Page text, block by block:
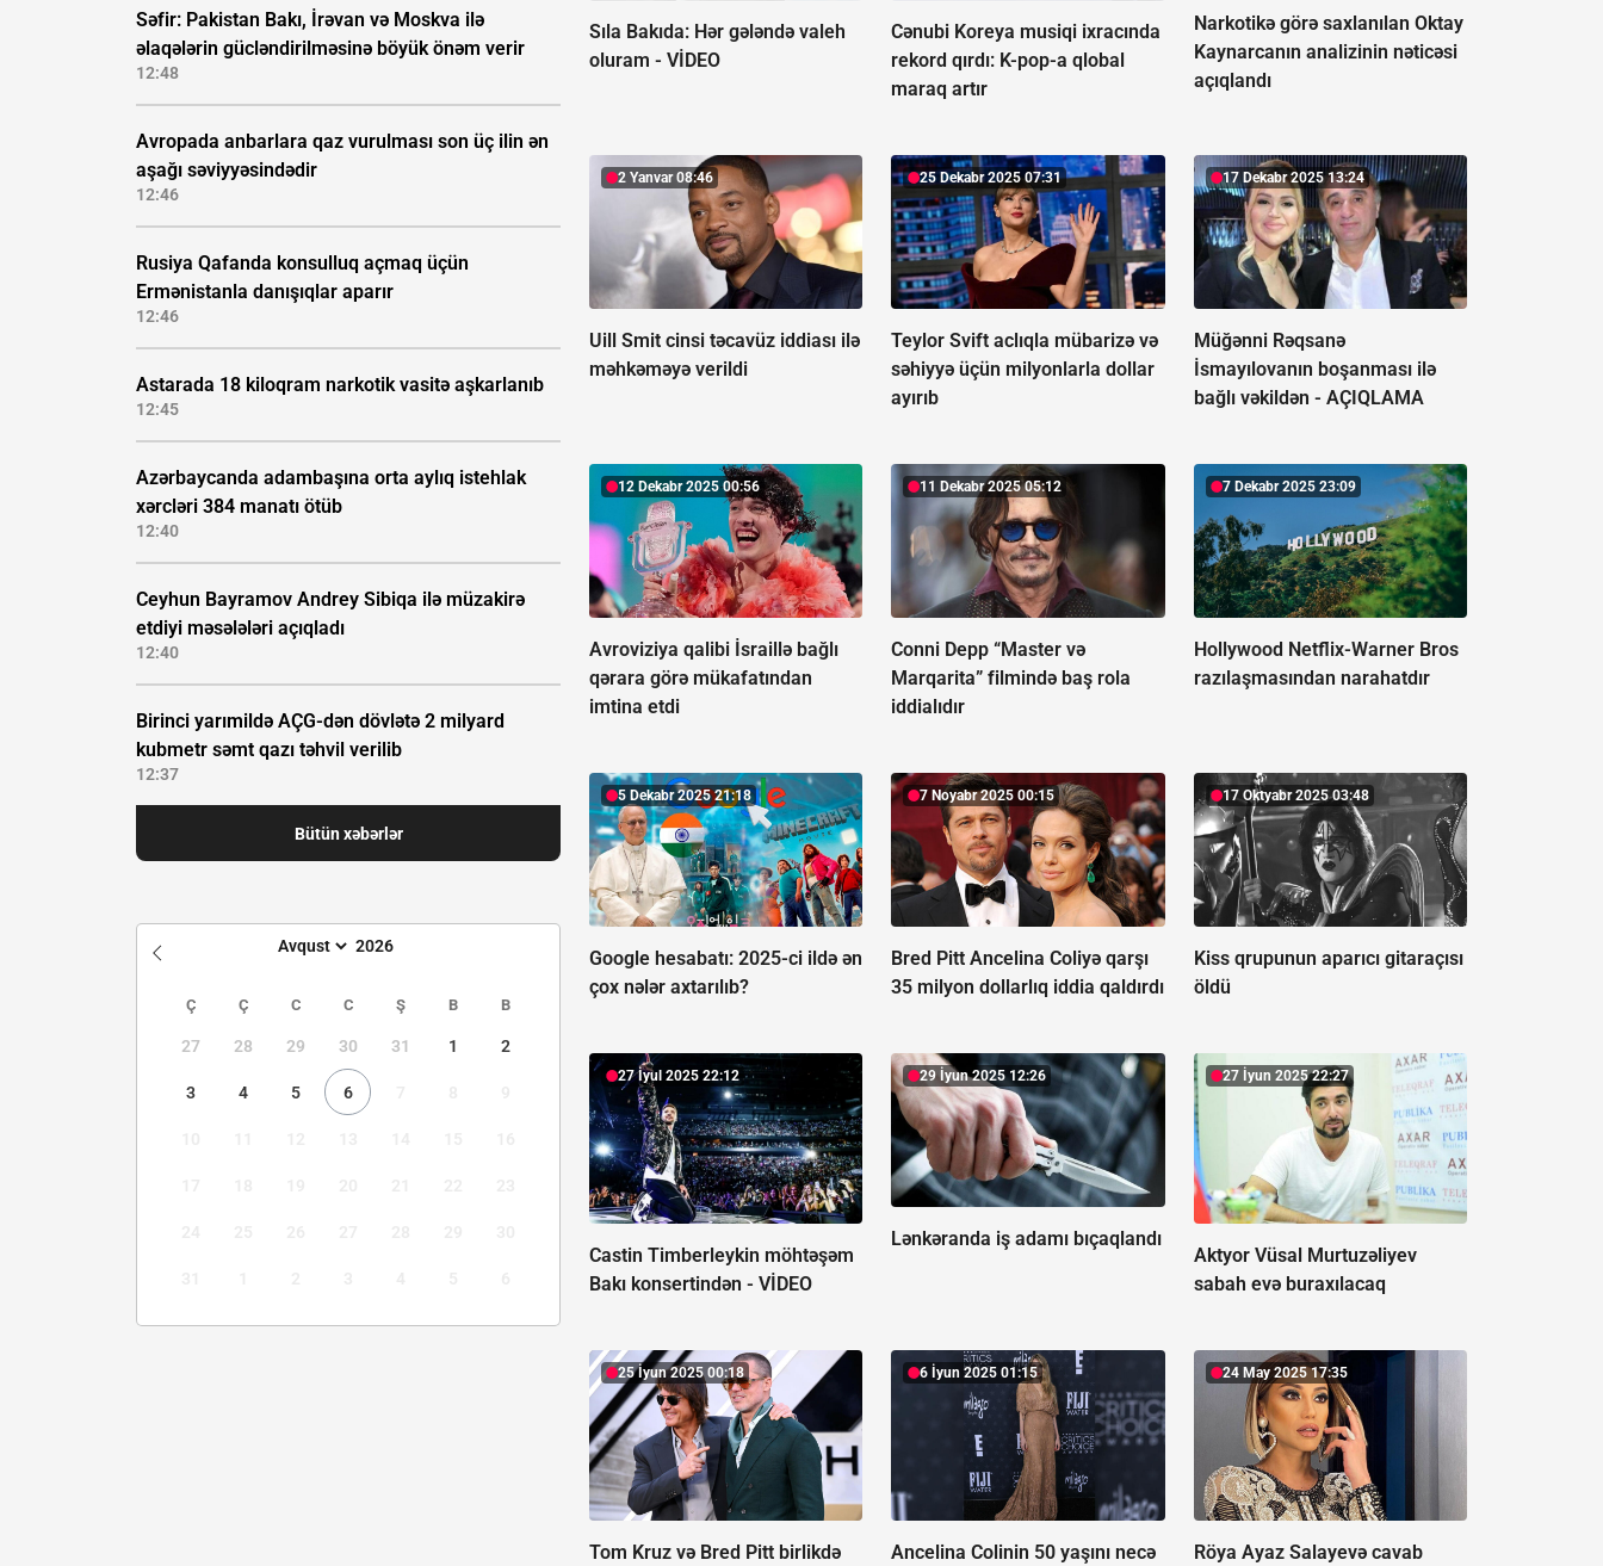
Səfir: Pakistan Bakı, İrəvan və Moskva ilə
əlaqələrin gücləndirilməsinə böyük önəm verir
12:48
Avropada anbarlara qaz vurulması son üç ilin ən
aşağı səviyyəsindədir
12:46
Rusiya Qafanda konsulluq açmaq üçün
Ermənistanla danışıqlar aparır
12:46
Astarada 18 kiloqram narkotik vasitə aşkarlanıb
12:45
Azərbaycanda adambaşına orta aylıq istehlak
xərcləri 384 manatı ötüb
12:40
Ceyhun Bayramov Andrey Sibiqa ilə müzakirə
etdiyi məsələləri açıqladı
12:40
Birinci yarımildə AÇG-dən dövlətə 2 milyard
kubmetr səmt qazı təhvil verilib
12:37
Bütün xəbərlər
Ç Ç C C Ş B B
27 28 29 30 31 1 2
3 4 5 6
Sıla Bakıda: Hər gələndə valeh
oluram - VİDEO
Cənubi Koreya musiqi ixracında
rekord qırdı: K-pop-a qlobal
maraq artır
Narkotikə görə saxlanılan Oktay
Kaynarcanın analizinin nəticəsi
açıqlandı
2 Yanvar 08:46
Uill Smit cinsi təcavüz iddiası ilə
məhkəməyə verildi
25 Dekabr 2025 07:31
Teylor Svift aclıqla mübarizə və
səhiyyə üçün milyonlarla dollar
ayırıb
17 Dekabr 2025 13:24
Müğənni Rəqsanə
İsmayılovanın boşanması ilə
bağlı vəkildən - AÇIQLAMA
12 Dekabr 2025 00:56
Avroviziya qalibi İsraillə bağlı
qərara görə mükafatından
imtina etdi
11 Dekabr 2025 05:12
Conni Depp “Master və
Marqarita” filmində baş rola
iddialıdır
7 Dekabr 2025 23:09
Hollywood Netflix-Warner Bros
razılaşmasından narahatdır
5 Dekabr 2025 21:18
Google hesabatı: 2025-ci ildə ən
çox nələr axtarılıb?
7 Noyabr 2025 00:15
Bred Pitt Ancelina Coliyə qarşı
35 milyon dollarlıq iddia qaldırdı
17 Oktyabr 2025 03:48
Kiss qrupunun aparıcı gitaraçısı
öldü
27 İyul 2025 22:12
Castin Timberleykin möhtəşəm
Bakı konsertindən - VİDEO
29 İyun 2025 12:26
Lənkəranda iş adamı bıçaqlandı
27 İyun 2025 22:27
Aktyor Vüsal Murtuzəliyev
sabah evə buraxılacaq
25 İyun 2025 00:18
Tom Kruz və Bred Pitt birlikdə
6 İyun 2025 01:15
Ancelina Colinin 50 yaşını necə
24 May 2025 17:35
Röya Ayaz Salayevə cavab